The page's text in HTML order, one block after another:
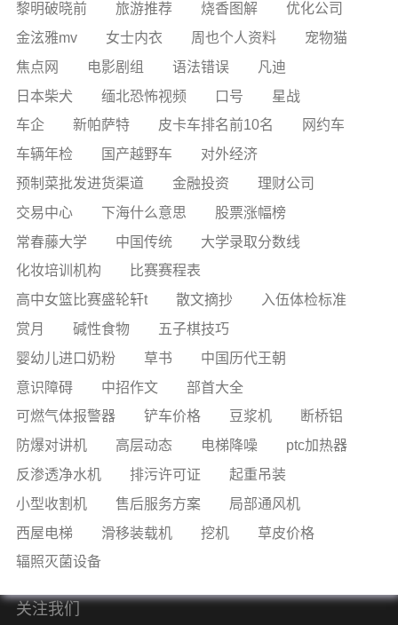
黎明破晓前
旅游推荐 烧香图解
优化公司
金泫雅mv
女士内衣 周也个人资料
宠物猫
焦点网
电影剧组 语法错误
凡迪
日本柴犬
缅北恐怖视频 口号
星战
车企
新帕萨特 皮卡车排名前10名
网约车
车辆年检
国产越野车
对外经济
预制菜批发进货渠道
金融投资
理财公司
交易中心
下海什么意思
股票涨幅榜
常春藤大学
中国传统
大学录取分数线
化妆培训机构
比赛赛程表
高中女篮比赛盛轮轩t
散文摘抄
入伍体检标准
赏月
碱性食物
五子棋技巧
婴幼儿进口奶粉
草书
中国历代王朝
意识障碍
中招作文
部首大全
可燃气体报警器
铲车价格 豆浆机
断桥铝
防爆对讲机
高层动态 电梯降噪
ptc加热器
反渗透净水机
排污许可证
起重吊装
小型收割机
售后服务方案
局部通风机
西屋电梯
滑移装载机 挖机
草皮价格
辐照灭菌设备
关注我们